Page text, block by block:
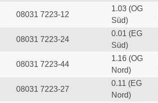
08031 7223-12
1.03 (OG
Süd)
08031 7223-24
0.01 (EG
Süd)
08031 7223-44
1.16 (OG
Nord)
08031 7223-27
0.11 (EG
Nord)